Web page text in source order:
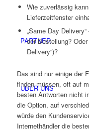
PARTNER
ÜBER UNS
Wie zuverlässig
Lieferzeitfenster
„Same Day
der Bestellung?
Delivery“)?
Das sind nur einige der
finden müssen, oft auf
besten Antworten nicht
die Option, auf
würde den
Internethändler die